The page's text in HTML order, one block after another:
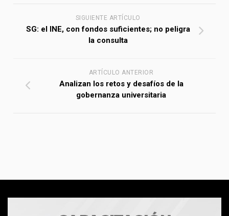
SIGUIENTE ARTÍCULO
SG: el INE, con fondos suficientes; no peligra
la consulta
ARTÍCULO ANTERIOR
Analizan los retos y desafíos de la
gobernanza universitaria